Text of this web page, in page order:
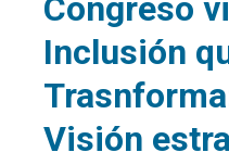
Congreso
Inclusión
Visión